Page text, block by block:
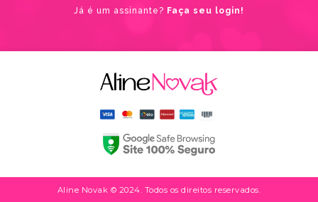
Já é um assinante? Faça seu login!
Aline Novak © 2024. Todos os direitos reservados.